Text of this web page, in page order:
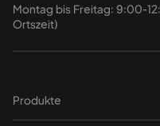
Montag bis Freitag: 9:00-
Ortszeit)
Produkte